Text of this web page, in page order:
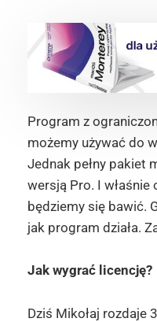
Program z
możemy używać do
Jednak pełny pakiet
wersją Pro. I
będziemy się bawić.
jak program działa.
Jak wygrać licencję?
Dziś Mikołaj rozdaje